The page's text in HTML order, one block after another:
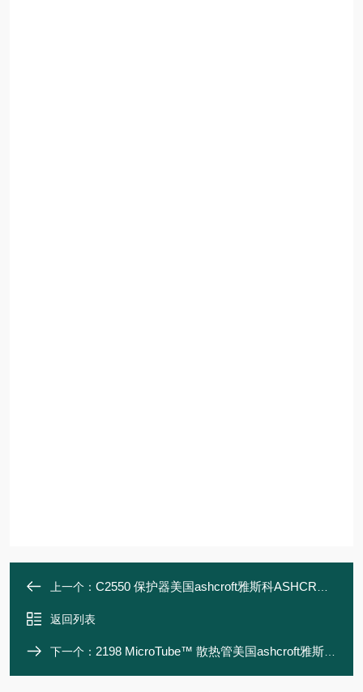
上一个： C2550 保护器美国ashcroft雅斯科ASHCROFT
返回列表
下一个： 2198 MicroTube™ 散热管美国ashcroft雅斯科ASHCROFT